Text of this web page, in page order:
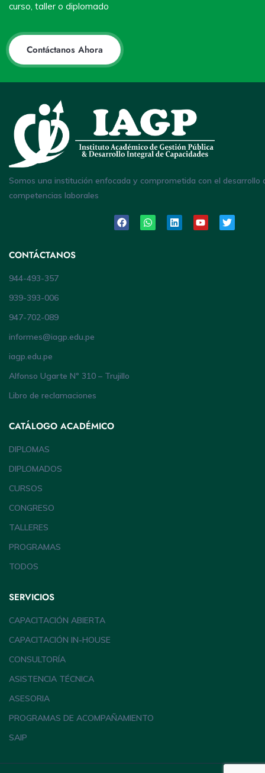
curso, taller o diplomado
Contáctanos Ahora
Somos una institución enfocada y comprometida con el desarrollo
competencias laborales
CONTÁCTANOS
944-493-357
939-393-006
947-702-089
informes@iagp.edu.pe
iagp.edu.pe
Alfonso Ugarte Nº 310 – Trujillo
Libro de reclamaciones
CATÁLOGO ACADÉMICO
DIPLOMAS
DIPLOMADOS
CURSOS
CONGRESO
TALLERES
PROGRAMAS
TODOS
SERVICIOS
CAPACITACIÓN ABIERTA
CAPACITACIÓN IN-HOUSE
CONSULTORÍA
ASISTENCIA TÉCNICA
ASESORIA
PROGRAMAS DE ACOMPAÑAMIENTO
SAIP